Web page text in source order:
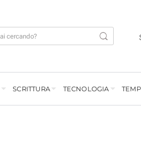
SCRITTURA TECNOLOGIA